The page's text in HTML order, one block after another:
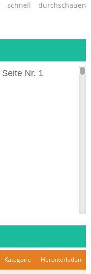
durchschauen
Nr. 1
Nr. 2
is applicable for
numbers are
Kategorie Herunterladen